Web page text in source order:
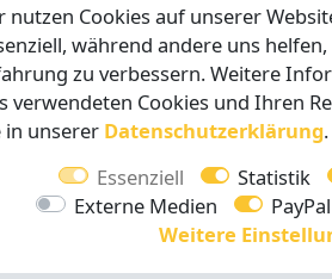
Sie es ab, um Ihren
Sie eindeutig zuordnen können.
, insbesondere Markisen,
nutzen Cookies auf unserer
während andere uns
zu verbessern. Weitere
verwendeten Cookies und Ihren
in unserer Daten­schutz­erklärung.
Essenziell
Statistik
Externe Medien
PayPal
Weitere